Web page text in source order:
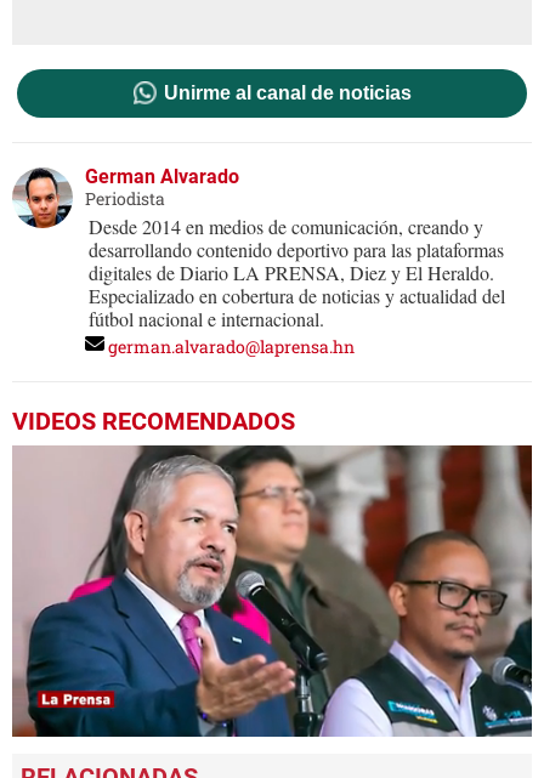
Unirme al canal de noticias
German Alvarado
Periodista
Desde 2014 en medios de comunicación, creando y
desarrollando contenido deportivo para las plataformas
digitales de Diario LA PRENSA, Diez y El Heraldo.
Especializado en cobertura de noticias y actualidad del
fútbol nacional e internacional.
german.alvarado@laprensa.hn
VIDEOS RECOMENDADOS
seconds